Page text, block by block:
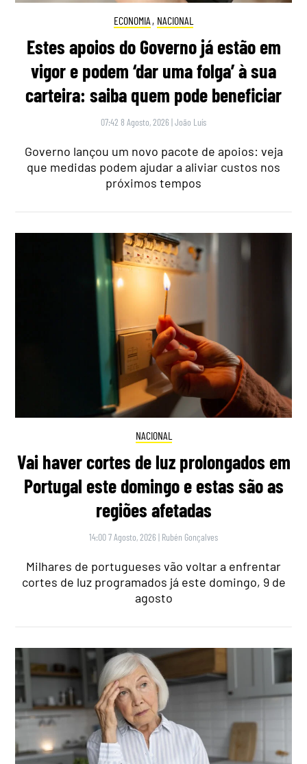
ECONOMIA , NACIONAL
Estes apoios do Governo já estão em
vigor e podem ‘dar uma folga’ à sua
carteira: saiba quem pode beneficiar
07:42 8 Agosto, 2026 |João Luís
Governo lançou um novo pacote de apoios: veja
que medidas podem ajudar a aliviar custos nos
próximos tempos
NACIONAL
Vai haver cortes de luz prolongados em
Portugal este domingo e estas são as
regiões afetadas
14:00 7 Agosto, 2026 | Rubén Gonçalves
Milhares de portugueses vão voltar a enfrentar
cortes de luz programados já este domingo, 9 de
agosto